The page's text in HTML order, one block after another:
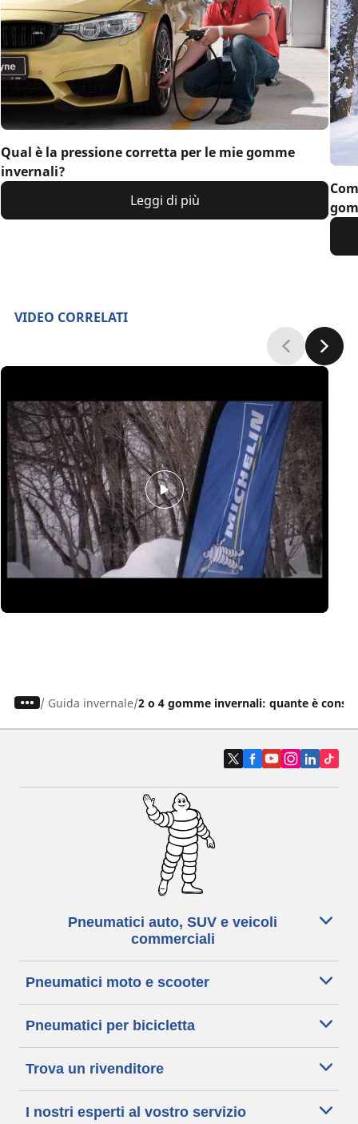
Qual è la pressione corretta per le mie gomme
invernali?
Leggi di più
VIDEO CORRELATI
/ Guida invernale 2 o 4 gomme invernali: quante è
Pneumatici auto, SUV e veicoli
commerciali
Pneumatici moto e scooter
Pneumatici per bicicletta
Trova un rivenditore
I nostri esperti al vostro servizio